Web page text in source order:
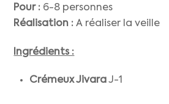
Pour : 6-8 personnes
Réalisation : A réaliser la veille
Ingrédients :
Crémeux JivaraJ-1